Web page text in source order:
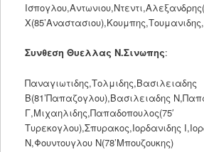
Συνθεση Θυελλας Ν.Σινωπης:
Παναγιωτιδης,Τολμιδης,Βασιλειαδης
Β(81’Παπαζογλου),Βασιλειαδης
Γ,Μιχαηλιδης,Παπαδοπουλος(75′
Τυρεκογλου),Σπυρακος,Ιορδανιδης
Ν,Φουντουγλου Ν(78’Μπουζουκης)